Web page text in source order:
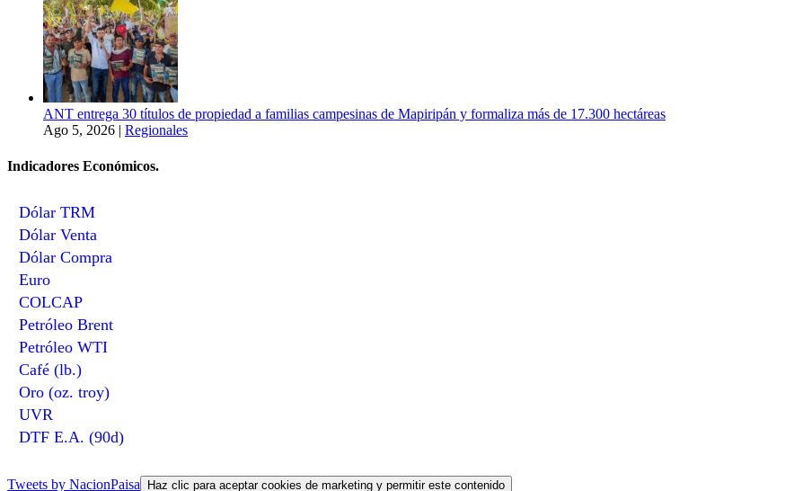
ANT entrega 30 títulos de propiedad a familias campesinas de Mapiripán y formaliza más de 17.300 hectáreas
Ago 5, 2026 | Regionales
Indicadores Económicos.
Dólar TRM
Dólar Venta
Dólar Compra
Euro
COLCAP
Petróleo Brent
Petróleo WTI
Café (lb.)
Oro (oz. troy)
UVR
DTF E.A. (90d)
Tweets by NacionPaisa Haz clic para aceptar cookies de marketing y permitir este contenido